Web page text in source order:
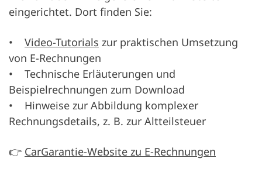
eingerichtet. Dort finden Sie:
• Video-Tutorials zur praktischen Umsetzung
von E-Rechnungen
• Technische Erläuterungen und
Beispielrechnungen zum Download
• Hinweise zur Abbildung komplexer
Rechnungsdetails, z. B. zur Altteilsteuer
👉 CarGarantie-Website zu E-Rechnungen